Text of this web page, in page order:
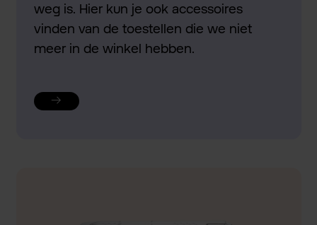
weg is. Hier kun je ook accessoires
vinden van de toestellen die we niet
meer in de winkel hebben.